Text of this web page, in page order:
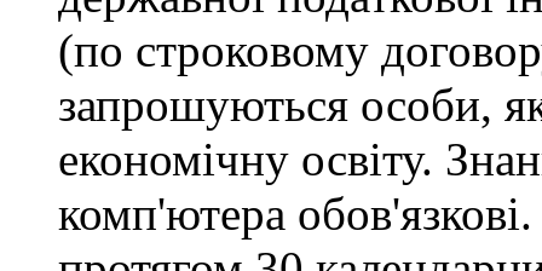
(по строковому
запрошуються особи,
економічну освіту.
комп'ютера